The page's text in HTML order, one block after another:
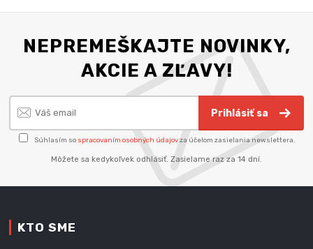
NEPREMEŠKAJTE NOVINKY,
AKCIE A ZĽAVY!
Prihlásiť sa
Súhlasím so spracovaním osobných údajovza účelom zasielania newslettera.
Môžete sa kedykoľvek odhlásiť. Zasielame raz za 14 dní.
KTO SME